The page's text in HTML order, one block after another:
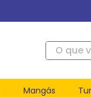
O que
Mangás